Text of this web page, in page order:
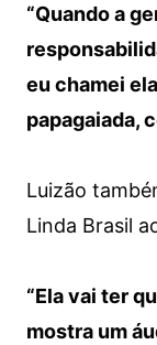
“Quando a
eu chamei
papagaiada,
Luizão
Linda Brasil
“Ela vai ter
mostra um